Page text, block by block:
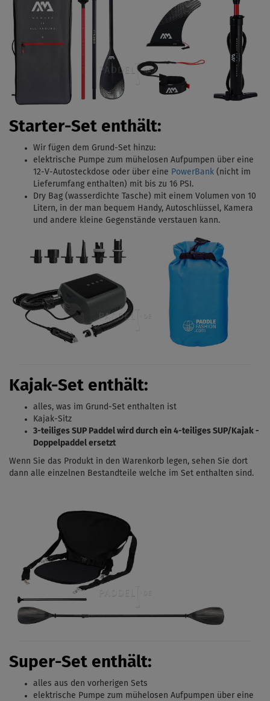
Starter-Set enthält:
Wir fügen dem Grund-Set hinzu:
elektrische Pumpe zum mühelosen Aufpumpen über eine
12-V-Autosteckdose oder über eine PowerBank (nicht im
Lieferumfang enthalten) mit bis zu 16 PSI.
Dry Bag (wasserdichte Tasche) mit einem Volumen von 10
Litern, in der man bequem Handy, Autoschlüssel, Kamera
und andere kleine Gegenstände verstauen kann.
Kajak-Set enthält:
alles, was im Grund-Set enthalten ist
Kajak-Sitz
3-teiliges SUP Paddel wird durch ein 4-teiliges SUP/Kajak -
Doppelpaddel ersetzt
Wenn Sie das Produkt in den Warenkorb legen, sehen Sie dort
dann alle einzelnen Bestandteile welche im Set enthalten sind.
Super-Set enthält:
alles aus den vorherigen Sets
elektrische Pumpe zum mühelosen Aufpumpen über eine